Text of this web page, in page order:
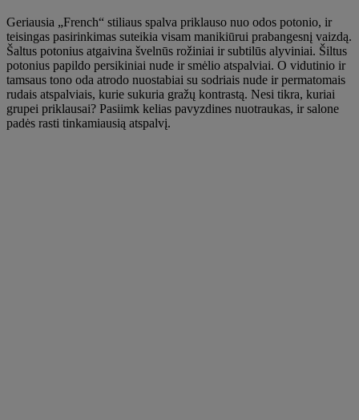
Geriausia „French“ stiliaus spalva priklauso nuo odos potonio, ir
teisingas pasirinkimas suteikia visam manikiūrui prabangesnį vaizdą.
Šaltus potonius atgaivina švelnūs rožiniai ir subtilūs alyviniai. Šiltus
potonius papildo persikiniai nude ir smėlio atspalviai. O vidutinio ir
tamsaus tono oda atrodo nuostabiai su sodriais nude ir permatomais
rudais atspalviais, kurie sukuria gražų kontrastą. Nesi tikra, kuriai
grupei priklausai? Pasiimk kelias pavyzdines nuotraukas, ir salone
padės rasti tinkamiausią atspalvį.